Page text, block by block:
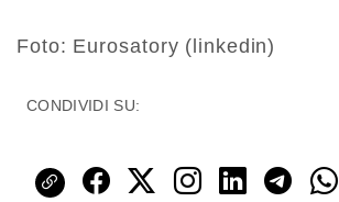
Foto: Eurosatory (linkedin)
CONDIVIDI SU: